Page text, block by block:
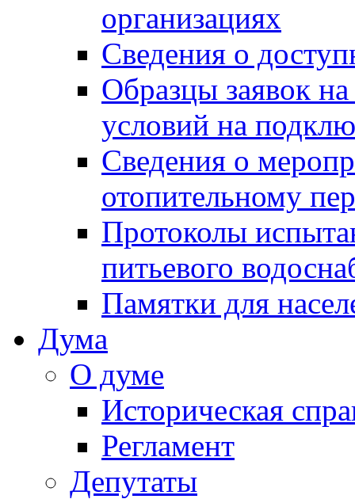
организациях
Сведения о
Образцы заявок
условий на
Сведения о
отопительному
Протоколы
питьевого
Памятки для
Дума
О думе
Историческая
Регламент
Депутаты